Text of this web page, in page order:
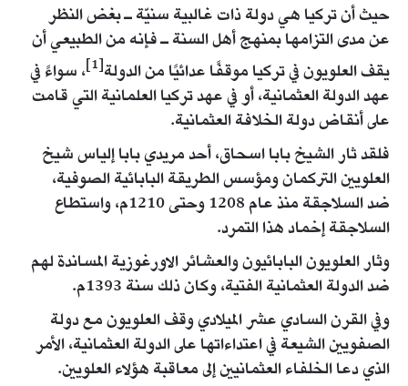
حيث أن تركيا هي دولة ذات غالبية سنيّة ـ بغض النظر
عن مدى التزامها بمنهج أهل السنة ـ فإنه من الطبيعي أن
يقف العلويون في تركيا موقفًا عدائيًا من الدولة[1] ، سواءً في
عهد الدولة العثمانية، أو في عهد تركيا العلمانية التي قامت
على أنقاض دولة الخلافة العثمانية.
فلقد ثار الشيخ بابا اسحاق، أحد مريدي بابا إلياس شيخ
العلويين التركمان ومؤسس الطريقة البابائية الصوفية،
ضد السلاجقة منذ عام 1208 وحتى 1210م، واستطاع
السلاجقة إخماد هذا التمرد.
وثار العلويون البابائيون والعشائر الاورغوزية المساندة لهم
ضد الدولة العثمانية الفتية، وكان ذلك سنة 1393م.
وفي القرن السادي عشر الميلادي وقف العلويون مع دولة
الصفويين الشيعة في اعتداءاتها على الدولة العثمانية، الأمر
الذي دعا الخلفاء العثمانيين إلى معاقبة هؤلاء العلويين.